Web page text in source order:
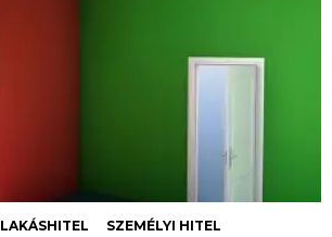
LAKÁSHITEL
SZEMÉLYI HITEL